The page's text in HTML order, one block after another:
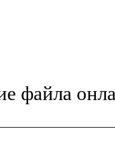
файла